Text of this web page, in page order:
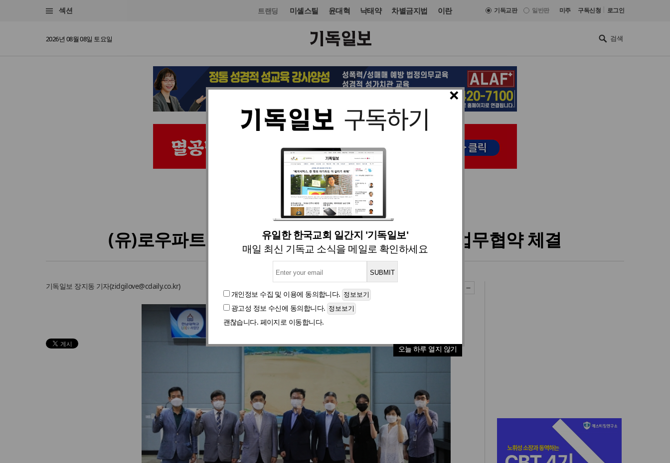
섹션 트랜딩 미셸스틸 윤대혁 낙태약 차별금지법 이란 기독교판 일반판 미주 구독신청 로그인
2026년 08월 08일 토요일
×
유일한 한국교회 일간지 '기독일보'
매일 최신 기독교 소식을 메일로 확인하세요
개인정보 수집 및 이용에 동의합니다.
광고성 정보 수신에 동의합니다.
괜찮습니다. 페이지로 이동합니다.
오늘 하루 열지 않기
목회·신학 신학 입력 2021. 08. 24 16:25
(유)로우파트너스, 한남대에 발전기금 기탁 및 업무협약 체결
기독일보 장지동 기자(zidgilove@cdaily.co.kr)